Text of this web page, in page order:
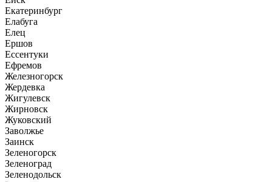
Екатеринбург
Елабуга
Елец
Ершов
Ессентуки
Ефремов
Железногорск
Жердевка
Жигулевск
Жирновск
Жуковский
Заволжье
Заинск
Зеленогорск
Зеленоград
Зеленодольск